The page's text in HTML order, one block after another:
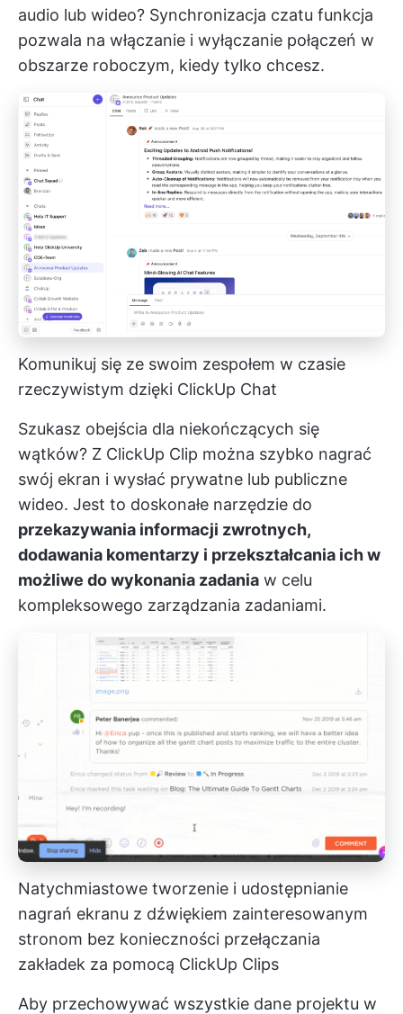
audio lub wideo? Synchronizacja czatu funkcja
pozwala na włączanie i wyłączanie połączeń w
obszarze roboczym, kiedy tylko chcesz.
Komunikuj się ze swoim zespołem w czasie
rzeczywistym dzięki ClickUp Chat
Szukasz obejścia dla niekończących się
wątków? Z ClickUp Clip można szybko nagrać
swój ekran i wysłać prywatne lub publiczne
wideo. Jest to doskonałe narzędzie do
przekazywania informacji zwrotnych,
dodawania komentarzy i przekształcania ich w
możliwe do wykonania zadania w celu
kompleksowego zarządzania zadaniami.
Natychmiastowe tworzenie i udostępnianie
nagrań ekranu z dźwiękiem zainteresowanym
stronom bez konieczności przełączania
zakładek za pomocą ClickUp Clips
Aby przechowywać wszystkie dane projektu w